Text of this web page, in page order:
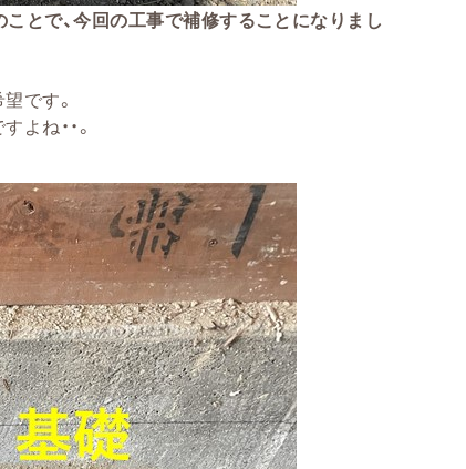
とで、今回の工事で補修することになりまし
です。
ね・・。